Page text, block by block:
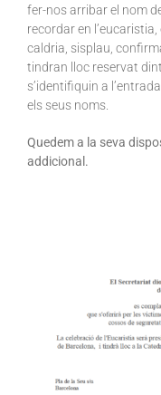
fer-nos arribar el nom
recordar en
caldria, sisplau,
tindran lloc reservat
s’identifiquin a
els seus noms.
Quedem a la seva
addicional.